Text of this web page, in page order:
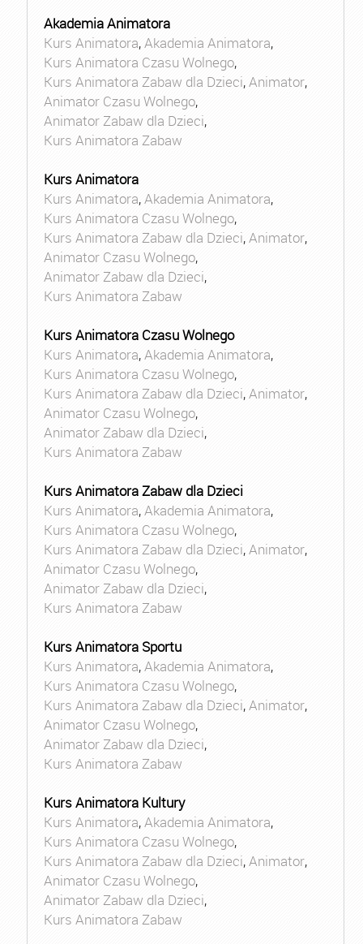
Akademia Animatora
Kurs Animatora,Akademia Animatora,
Kurs Animatora Czasu Wolnego,
Kurs Animatora Zabaw dla Dzieci,Animator,
Animator Czasu Wolnego,
Animator Zabaw dla Dzieci,
Kurs Animatora Zabaw
Kurs Animatora
Kurs Animatora,Akademia Animatora,
Kurs Animatora Czasu Wolnego,
Kurs Animatora Zabaw dla Dzieci,Animator,
Animator Czasu Wolnego,
Animator Zabaw dla Dzieci,
Kurs Animatora Zabaw
Kurs Animatora Czasu Wolnego
Kurs Animatora,Akademia Animatora,
Kurs Animatora Czasu Wolnego,
Kurs Animatora Zabaw dla Dzieci,Animator,
Animator Czasu Wolnego,
Animator Zabaw dla Dzieci,
Kurs Animatora Zabaw
Kurs Animatora Zabaw dla Dzieci
Kurs Animatora,Akademia Animatora,
Kurs Animatora Czasu Wolnego,
Kurs Animatora Zabaw dla Dzieci,Animator,
Animator Czasu Wolnego,
Animator Zabaw dla Dzieci,
Kurs Animatora Zabaw
Kurs Animatora Sportu
Kurs Animatora,Akademia Animatora,
Kurs Animatora Czasu Wolnego,
Kurs Animatora Zabaw dla Dzieci,Animator,
Animator Czasu Wolnego,
Animator Zabaw dla Dzieci,
Kurs Animatora Zabaw
Kurs Animatora Kultury
Kurs Animatora,Akademia Animatora,
Kurs Animatora Czasu Wolnego,
Kurs Animatora Zabaw dla Dzieci,Animator,
Animator Czasu Wolnego,
Animator Zabaw dla Dzieci,
Kurs Animatora Zabaw